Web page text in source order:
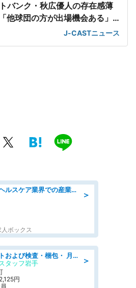
バンク・秋広優人の存在感薄
他球団の方が出場機会ある」
J-CASTニュース
＞
「土日祝休み」ヘルスケア業界での産業保健師業務/看護師/高時給/要資格:正看護師
ボックス
＞
車体部品のセットおよび検査・梱包・ 月収32万可!自動車部品の組付け・検査 家賃補助あり 長期安定/日払いOK
タッフ岩手
円